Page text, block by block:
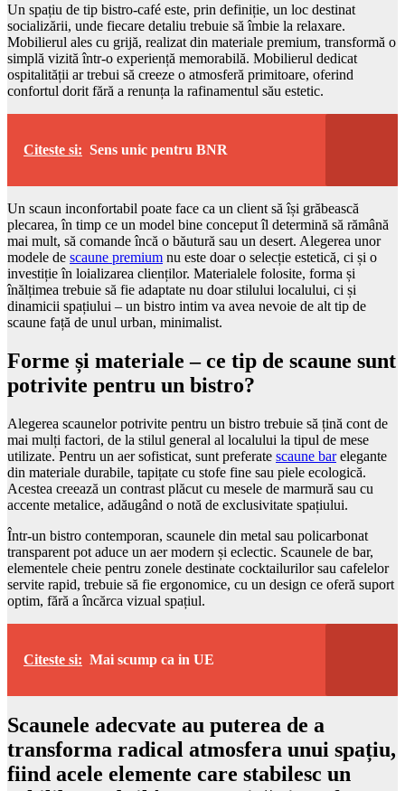
Un spațiu de tip bistro-café este, prin definiție, un loc destinat
socializării, unde fiecare detaliu trebuie să îmbie la relaxare.
Mobilierul ales cu grijă, realizat din materiale premium, transformă o
simplă vizită într-o experiență memorabilă. Mobilierul dedicat
ospitalității ar trebui să creeze o atmosferă primitoare, oferind
confortul dorit fără a renunța la rafinamentul său estetic.
Citeste si: Sens unic pentru BNR
Un scaun inconfortabil poate face ca un client să își grăbească
plecarea, în timp ce un model bine conceput îl determină să rămână
mai mult, să comande încă o băutură sau un desert. Alegerea unor
modele de scaune premium nu este doar o selecție estetică, ci și o
investiție în loializarea clienților. Materialele folosite, forma și
înălțimea trebuie să fie adaptate nu doar stilului localului, ci și
dinamicii spațiului – un bistro intim va avea nevoie de alt tip de
scaune față de unul urban, minimalist.
Forme și materiale – ce tip de scaune sunt
potrivite pentru un bistro?
Alegerea scaunelor potrivite pentru un bistro trebuie să țină cont de
mai mulți factori, de la stilul general al localului la tipul de mese
utilizate. Pentru un aer sofisticat, sunt preferate scaune barelegante
din materiale durabile, tapițate cu stofe fine sau piele ecologică.
Acestea creează un contrast plăcut cu mesele de marmură sau cu
accente metalice, adăugând o notă de exclusivitate spațiului.
Într-un bistro contemporan, scaunele din metal sau policarbonat
transparent pot aduce un aer modern și eclectic. Scaunele de bar,
elementele cheie pentru zonele destinate cocktailurilor sau cafelelor
servite rapid, trebuie să fie ergonomice, cu un design ce oferă suport
optim, fără a încărca vizual spațiul.
Citeste si: Mai scump ca in UE
Scaunele adecvate au puterea de a
transforma radical atmosfera unui spațiu,
fiind acele elemente care stabilesc un